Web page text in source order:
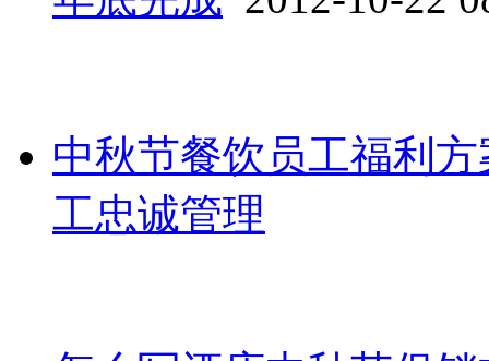
中秋节餐饮员工福利方
工忠诚管理